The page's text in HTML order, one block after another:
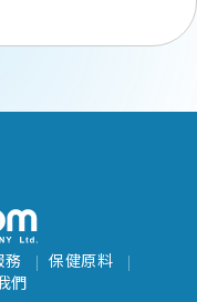
務
保健原料
們